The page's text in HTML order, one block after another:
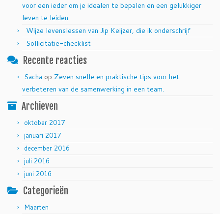
voor een ieder om je idealen te bepalen en een gelukkiger
leven te leiden.
Wijze levenslessen van Jip Keijzer, die ik onderschrijf
Sollicitatie-checklist
Recente reacties
Sacha op Zeven snelle en praktische tips voor het
verbeteren van de samenwerking in een team.
Archieven
oktober 2017
januari 2017
december 2016
juli 2016
juni 2016
Categorieën
Maarten